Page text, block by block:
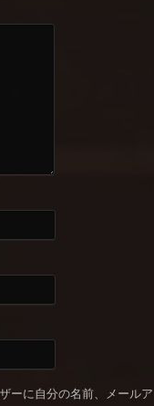
ーに自分の名前、メール